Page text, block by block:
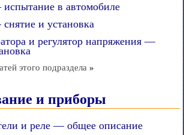
в автомобиле
и установка
и регулятор напряжения —
этого подраздела »
и приборы
и реле — общее описание